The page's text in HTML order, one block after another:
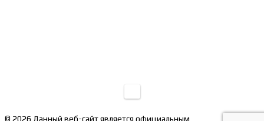
© 2026 Данный веб-сайт является официальным